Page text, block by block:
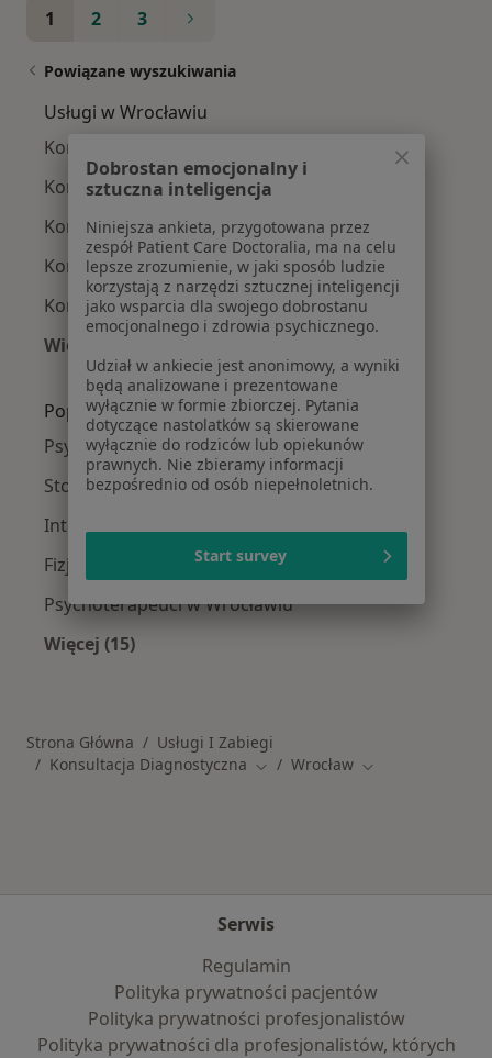
1 2 3
Powiązane wyszukiwania
Usługi w Wrocławiu
Konsultacja psychologiczna w Wrocławiu
Konsultacja chirurgiczna w Wrocławiu
Konsultacja internistyczna w Wrocławiu
Konsultacja fizjoterapeutyczna w Wrocławiu
Konsultacja ortopedyczna w Wrocławiu
Więcej (15)
Więcej w kategorii: Usługi w Wrocławiu
Popularne specjalizacje
Psycholodzy w Wrocławiu
Stomatolodzy w Wrocławiu
Interniści w Wrocławiu
Fizjoterapeuci w Wrocławiu
Psychoterapeuci w Wrocławiu
Więcej (15)
Strona Główna
Usługi I Zabiegi
Konsultacja Diagnostyczna Zmień miasto
Wrocław Zmień miasto
Serwis
Regulamin
Polityka prywatności pacjentów
Polityka prywatności profesjonalistów
Polityka prywatności dla profesjonalistów, których
Dobrostan emocjonalny i
sztuczna inteligencja
Niniejsza ankieta, przygotowana przez
zespół Patient Care Doctoralia, ma na celu
lepsze zrozumienie, w jaki sposób ludzie
korzystają z narzędzi sztucznej inteligencji
jako wsparcia dla swojego dobrostanu
emocjonalnego i zdrowia psychicznego.
Udział w ankiecie jest anonimowy, a wyniki
będą analizowane i prezentowane
wyłącznie w formie zbiorczej. Pytania
dotyczące nastolatków są skierowane
wyłącznie do rodziców lub opiekunów
prawnych. Nie zbieramy informacji
bezpośrednio od osób niepełnoletnich.
Start survey